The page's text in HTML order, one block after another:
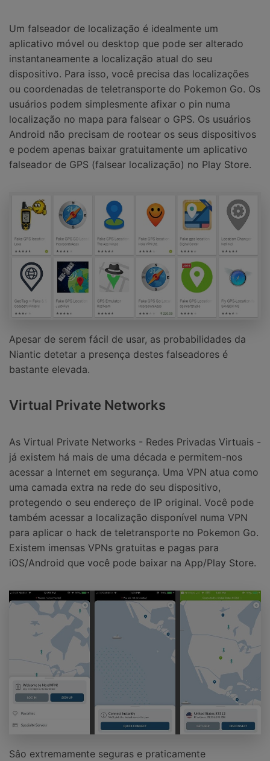
Um falseador de localização é idealmente um
aplicativo móvel ou desktop que pode ser alterado
instantaneamente a localização atual do seu
dispositivo. Para isso, você precisa das localizações
ou coordenadas de teletransporte do Pokemon Go. Os
usuários podem simplesmente afixar o pin numa
localização no mapa para falsear o GPS. Os usuários
Android não precisam de rootear os seus dispositivos
e podem apenas baixar gratuitamente um aplicativo
falseador de GPS (falsear localização) no Play Store.
Apesar de serem fácil de usar, as probabilidades da
Niantic detetar a presença destes falseadores é
bastante elevada.
Virtual Private Networks
As Virtual Private Networks - Redes Privadas Virtuais -
já existem há mais de uma década e permitem-nos
acessar a Internet em segurança. Uma VPN atua como
uma camada extra na rede do seu dispositivo,
protegendo o seu endereço de IP original. Você pode
também acessar a localização disponível numa VPN
para aplicar o hack de teletransporte no Pokemon Go.
Existem imensas VPNs gratuitas e pagas para
iOS/Android que você pode baixar na App/Play Store.
Sâo extremamente seguras e praticamente